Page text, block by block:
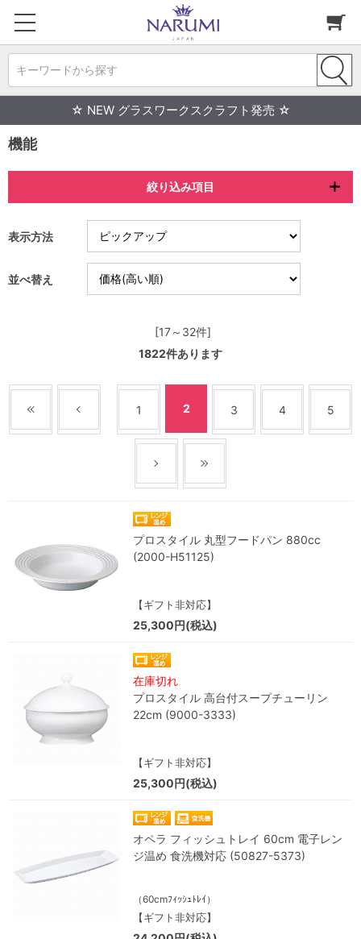
キーワードから探す
☆ NEW グラスワークスクラフト発売 ☆
機能
絞り込み項目
表示方法
並べ替え
[17～32件]
1822件あります
1 2 3 4 5
プロスタイル 丸型フードパン 880cc
(2000-H51125)
【ギフト非対応】
25,300円(税込)
在庫切れ
プロスタイル 高台付スープチューリン
22cm (9000-3333)
【ギフト非対応】
25,300円(税込)
オペラ フィッシュトレイ 60cm 電子レン
ジ温め 食洗機対応 (50827-5373)
（60cmﾌｨｯｼｭﾄﾚｲ）
【ギフト非対応】